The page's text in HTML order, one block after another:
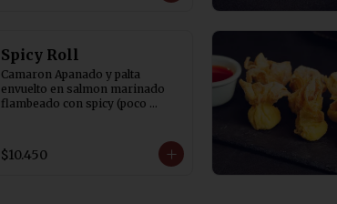
Spicy Roll
Camaron Apanado y palta
envuelto en salmon marinado
flambeado con spicy (poco
$10.450